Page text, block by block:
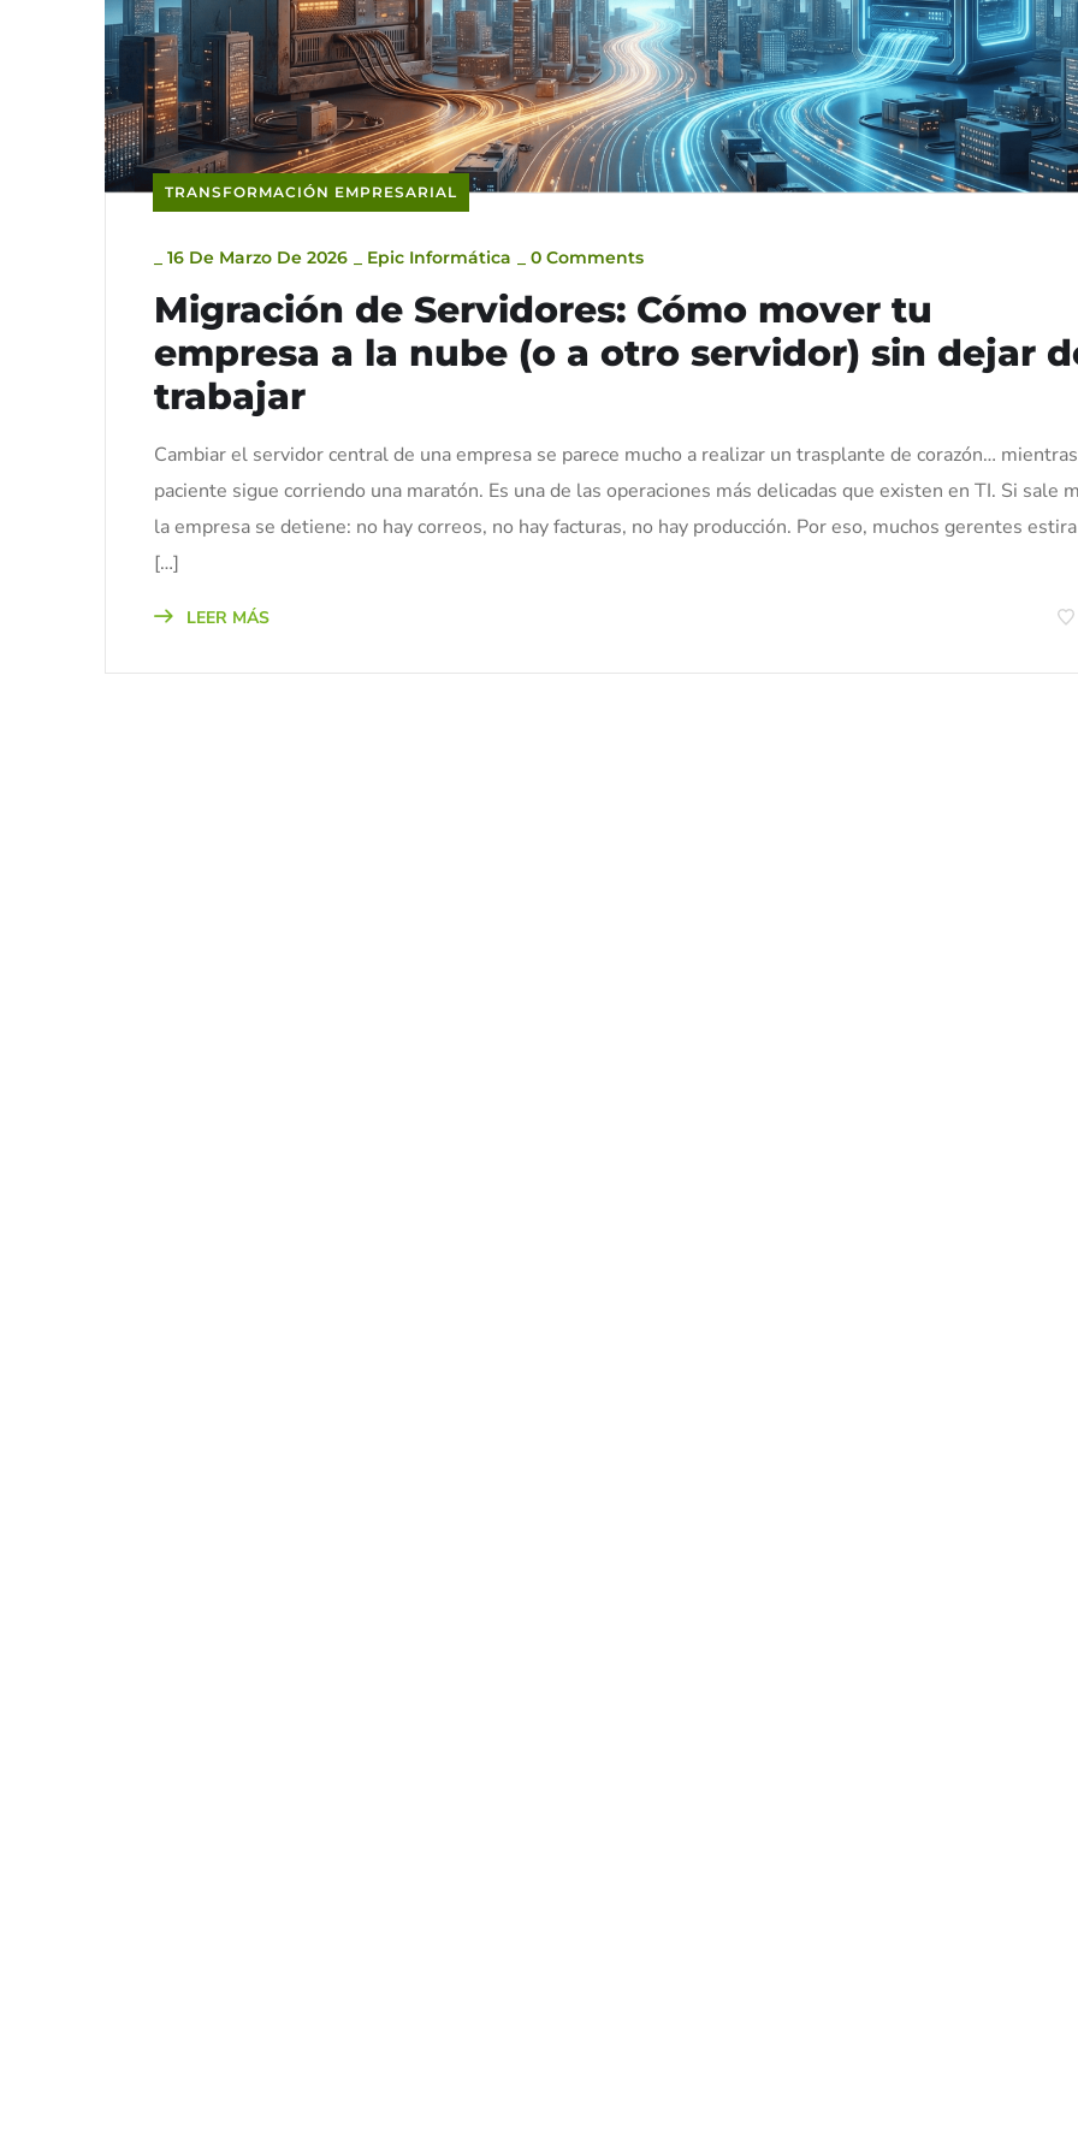
TRANSFORMACIÓN EMPRESARIAL
16 De Marzo De 2026 Epic Informática 0 Comments
Migración de Servidores: Cómo mover tu
empresa a la nube (o a otro servidor) sin dejar
trabajar
Cambiar el servidor central de una empresa se parece mucho a realizar un trasplante de corazón…
paciente sigue corriendo una maratón. Es una de las operaciones más delicadas que existen en TI. Si sale
la empresa se detiene: no hay correos, no hay facturas, no hay producción. Por eso, muchos gerentes
[…]
LEER MÁS